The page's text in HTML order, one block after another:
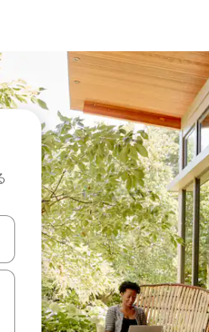
動するか、画面をタッチまたはスワイ